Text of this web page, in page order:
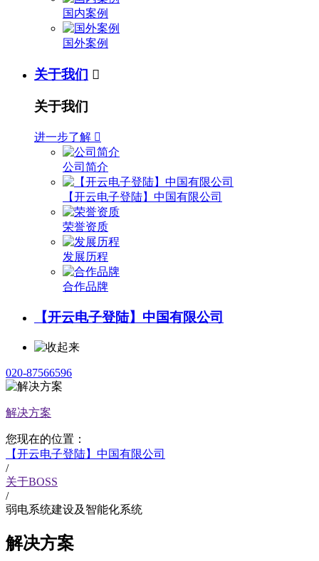
国内案例
国外案例
关于我们 
关于我们
进一步了解 
公司简介
【开云电子登陆】中国有限公司
荣誉资质
发展历程
合作品牌
【开云电子登陆】中国有限公司
020-87566596
解决方案
您现在的位置：
【开云电子登陆】中国有限公司
/
关于BOSS
/
弱电系统建设及智能化系统
解决方案